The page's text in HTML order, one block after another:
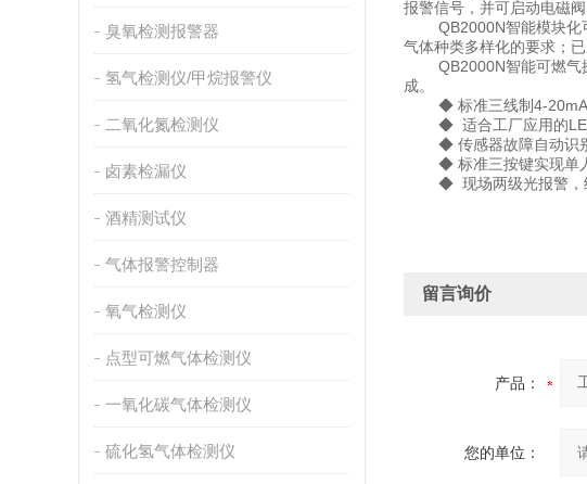
臭氧检测报警器
氢气检测仪/甲烷报警仪
二氧化氮检测仪
卤素检漏仪
酒精测试仪
气体报警控制器
氧气检测仪
点型可燃气体检测仪
一氧化碳气体检测仪
硫化氢气体检测仪
报警信号，并可启动电磁
QB2000N智能模块化可
气体种类多样化的要求；
QB2000N智能可燃气探
成。
◆ 标准三线制4-20mA电
◆ 适合工厂应用的LED
◆ 传感器故障自动识别
◆ 标准三按键实现单人
◆ 现场两级光报警，继
留言询价
产品：
您的单位：